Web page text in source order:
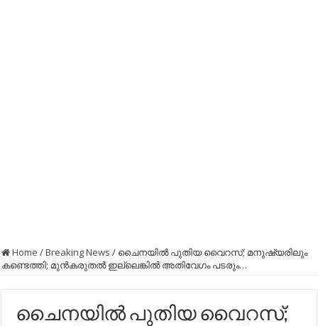
Home /Breaking News / ചൈനയിൽ പുതിയ വൈറസ്; മനുഷ്യരിലും
കണ്ടെത്തി; മുൻകരുതൽ ഇല്ലെങ്കിൽ അതിവേഗം പടരും…
ചൈനയിൽ പുതിയ വൈറസ്;